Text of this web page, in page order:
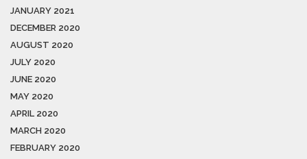
JANUARY 2021
DECEMBER 2020
AUGUST 2020
JULY 2020
JUNE 2020
MAY 2020
APRIL 2020
MARCH 2020
FEBRUARY 2020